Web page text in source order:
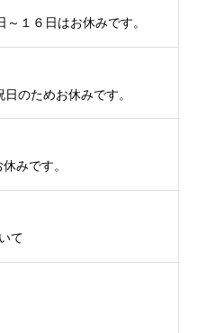
１６日はお休みです。
のためお休みです。
みです。
て